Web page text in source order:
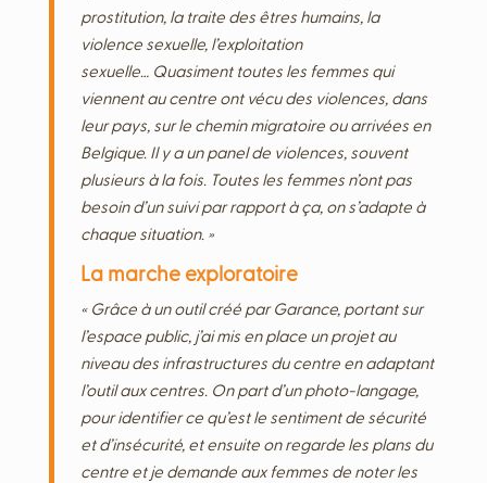
prostitution, la traite des êtres humains, la
violence sexuelle, l’exploitation
sexuelle… Quasiment toutes les femmes qui
viennent au centre ont vécu des violences, dans
leur pays, sur le chemin migratoire ou arrivées en
Belgique. Il y a un panel de violences, souvent
plusieurs à la fois. Toutes les femmes n’ont pas
besoin d’un suivi par rapport à ça, on s’adapte à
chaque situation. »
La marche exploratoire
« Grâce à un outil créé par Garance, portant sur
l’espace public, j’ai mis en place un projet au
niveau des infrastructures du centre en adaptant
l’outil aux centres. On part d’un photo-langage,
pour identifier ce qu’est le sentiment de sécurité
et d’insécurité, et ensuite on regarde les plans du
centre et je demande aux femmes de noter les